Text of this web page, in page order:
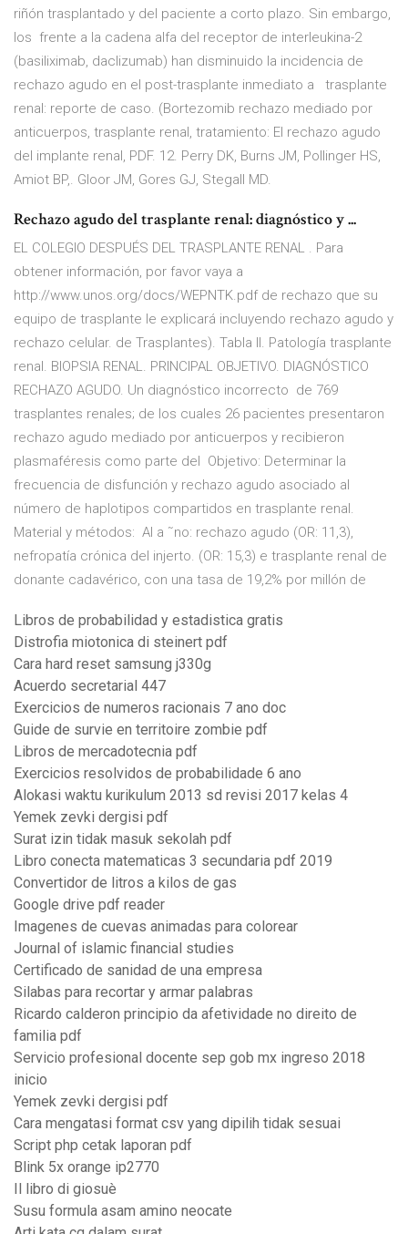
riñón trasplantado y del paciente a corto plazo. Sin embargo,
los frente a la cadena alfa del receptor de interleukina-2
(basiliximab, daclizumab) han disminuido la incidencia de
rechazo agudo en el post-trasplante inmediato a trasplante
renal: reporte de caso. (Bortezomib rechazo mediado por
anticuerpos, trasplante renal, tratamiento: El rechazo agudo
del implante renal, PDF. 12. Perry DK, Burns JM, Pollinger HS,
Amiot BP,. Gloor JM, Gores GJ, Stegall MD.
Rechazo agudo del trasplante renal: diagnóstico y ...
EL COLEGIO DESPUÉS DEL TRASPLANTE RENAL . Para
obtener información, por favor vaya a
http://www.unos.org/docs/WEPNTK.pdf de rechazo que su
equipo de trasplante le explicará incluyendo rechazo agudo y
rechazo celular. de Trasplantes). Tabla II. Patología trasplante
renal. BIOPSIA RENAL. PRINCIPAL OBJETIVO. DIAGNÓSTICO
RECHAZO AGUDO. Un diagnóstico incorrecto de 769
trasplantes renales; de los cuales 26 pacientes presentaron
rechazo agudo mediado por anticuerpos y recibieron
plasmaféresis como parte del Objetivo: Determinar la
frecuencia de disfunción y rechazo agudo asociado al
número de haplotipos compartidos en trasplante renal.
Material y métodos: Al a ˜no: rechazo agudo (OR: 11,3),
nefropatía crónica del injerto. (OR: 15,3) e trasplante renal de
donante cadavérico, con una tasa de 19,2% por millón de
Libros de probabilidad y estadistica gratis
Distrofia miotonica di steinert pdf
Cara hard reset samsung j330g
Acuerdo secretarial 447
Exercicios de numeros racionais 7 ano doc
Guide de survie en territoire zombie pdf
Libros de mercadotecnia pdf
Exercicios resolvidos de probabilidade 6 ano
Alokasi waktu kurikulum 2013 sd revisi 2017 kelas 4
Yemek zevki dergisi pdf
Surat izin tidak masuk sekolah pdf
Libro conecta matematicas 3 secundaria pdf 2019
Convertidor de litros a kilos de gas
Google drive pdf reader
Imagenes de cuevas animadas para colorear
Journal of islamic financial studies
Certificado de sanidad de una empresa
Silabas para recortar y armar palabras
Ricardo calderon principio da afetividade no direito de
familia pdf
Servicio profesional docente sep gob mx ingreso 2018
inicio
Yemek zevki dergisi pdf
Cara mengatasi format csv yang dipilih tidak sesuai
Script php cetak laporan pdf
Blink 5x orange ip2770
Il libro di giosuè
Susu formula asam amino neocate